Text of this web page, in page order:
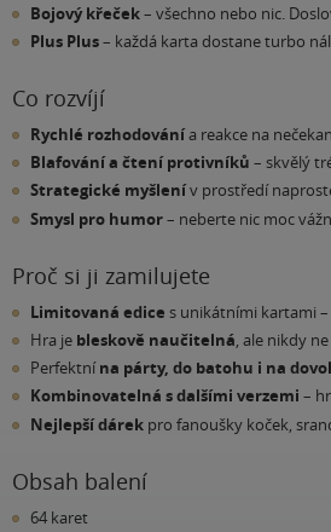
Bojový křeček– všechno nebo nic.
Plus Plus– každá karta dostane turbo
Co rozvíjí
Rychlé rozhodovánía reakce na
Blafování a čtení protivníků – skvělý
Strategické myšlenív prostředí
Smysl pro humor– neberte nic moc
Proč si ji zamilujete
Limitovaná edice s unikátními kartami
Hra je bleskově naučitelná, ale nikdy
Perfektnína párty, do batohu i na
Kombinovatelná s dalšími verzemi –
Nejlepší dárek pro fanoušky koček,
Obsah balení
64 karet